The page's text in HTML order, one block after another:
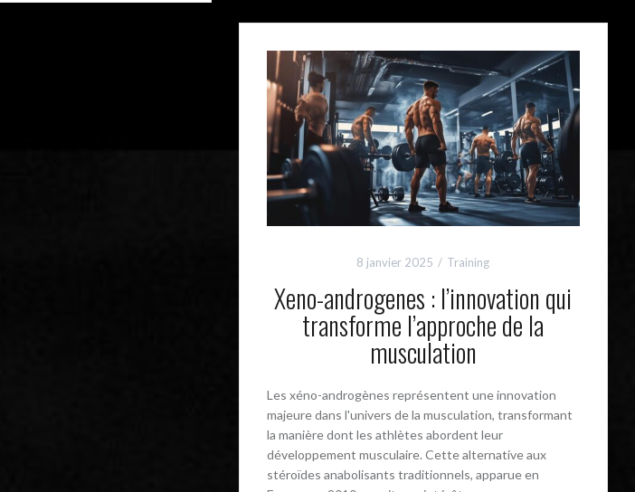
8 janvier 2025 Training
Xeno-androgenes : l’innovation qui
transforme l’approche de la
musculation
Les xéno-androgènes représentent une innovation
majeure dans l'univers de la musculation, transformant
la manière dont les athlètes abordent leur
développement musculaire. Cette alternative aux
stéroïdes anabolisants traditionnels, apparue en